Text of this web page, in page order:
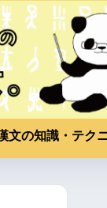
文の知識・テク